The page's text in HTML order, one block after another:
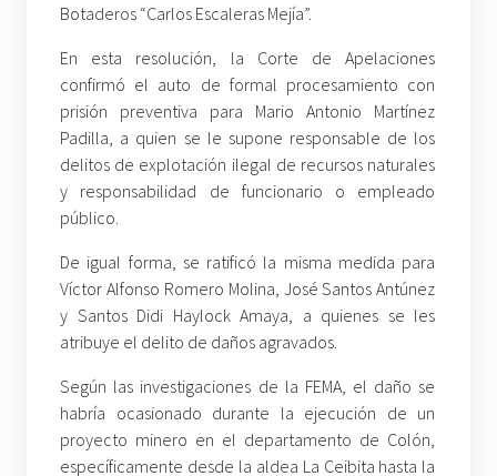
Botaderos “Carlos Escaleras Mejía”.
En esta resolución, la Corte de Apelaciones
confirmó el auto de formal procesamiento con
prisión preventiva para Mario Antonio Martínez
Padilla, a quien se le supone responsable de los
delitos de explotación ilegal de recursos naturales
y responsabilidad de funcionario o empleado
público.
De igual forma, se ratificó la misma medida para
Víctor Alfonso Romero Molina, José Santos Antúnez
y Santos Didi Haylock Amaya, a quienes se les
atribuye el delito de daños agravados.
Según las investigaciones de la FEMA, el daño se
habría ocasionado durante la ejecución de un
proyecto minero en el departamento de Colón,
específicamente desde la aldea La Ceibita hasta la